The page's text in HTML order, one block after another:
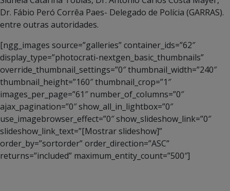
Dr. Fábio Peró Corrêa Paes- Delegado de Polícia (GARRAS).
entre outras autoridades.
[ngg_images source=”galleries” container_ids=”62″
display_type=”photocrati-nextgen_basic_thumbnails”
override_thumbnail_settings=”0″ thumbnail_width=”240″
thumbnail_height=”160″ thumbnail_crop=”1″
images_per_page=”61″ number_of_columns=”0″
ajax_pagination=”0″ show_all_in_lightbox=”0″
use_imagebrowser_effect=”0″ show_slideshow_link=”0″
slideshow_link_text=”[Mostrar slideshow]”
order_by=”sortorder” order_direction=”ASC”
returns=”included” maximum_entity_count=”500″]